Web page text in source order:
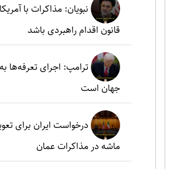
نبویان: مذاکرات با
قانون اقدام راهبردی باشد
ترامپ: اجرای تعرفه‌ها
جهان است
درخواست ایران برای
ماشه در مذاکرات عمان